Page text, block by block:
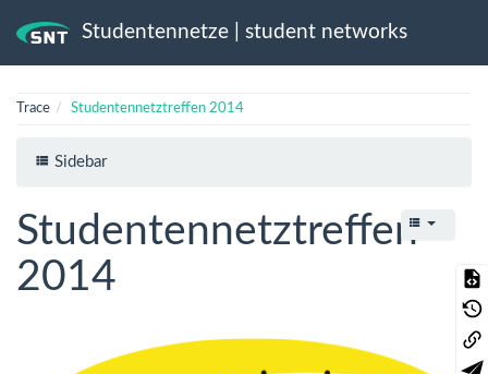
Studentennetze | student networks
Trace Studentennetztreffen 2014
Sidebar
Studentennetztreffen
2014